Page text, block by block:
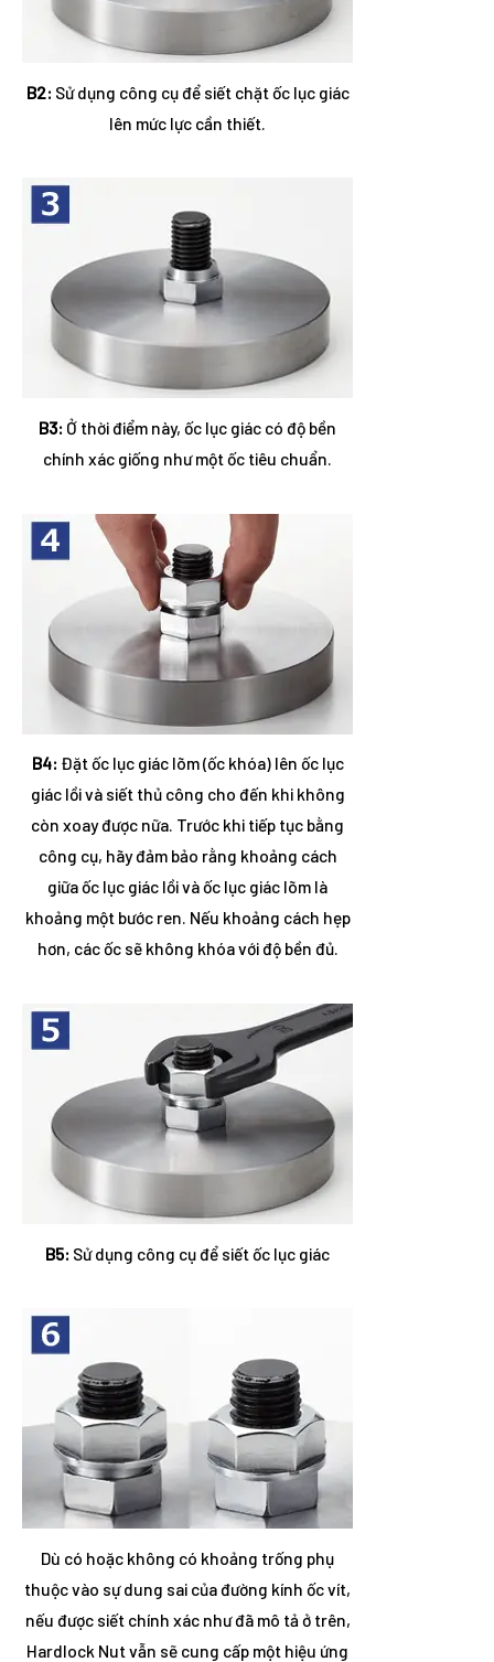
B2: Sử dụng công cụ để siết chặt ốc lục giác
lên mức lực cần thiết.
B3: Ở thời điểm này, ốc lục giác có độ bền
chính xác giống như một ốc tiêu chuẩn.
B4: Đặt ốc lục giác lõm (ốc khóa) lên ốc lục
giác lồi và siết thủ công cho đến khi không
còn xoay được nữa. Trước khi tiếp tục bằng
công cụ, hãy đảm bảo rằng khoảng cách
giữa ốc lục giác lồi và ốc lục giác lõm là
khoảng một bước ren. Nếu khoảng cách hẹp
hơn, các ốc sẽ không khóa với độ bền đủ.
B5: Sử dụng công cụ để siết ốc lục giác
Dù có hoặc không có khoảng trống phụ
thuộc vào sự dung sai của đường kính ốc vít,
nếu được siết chính xác như đã mô tả ở trên,
Hardlock Nut vẫn sẽ cung cấp một hiệu ứng